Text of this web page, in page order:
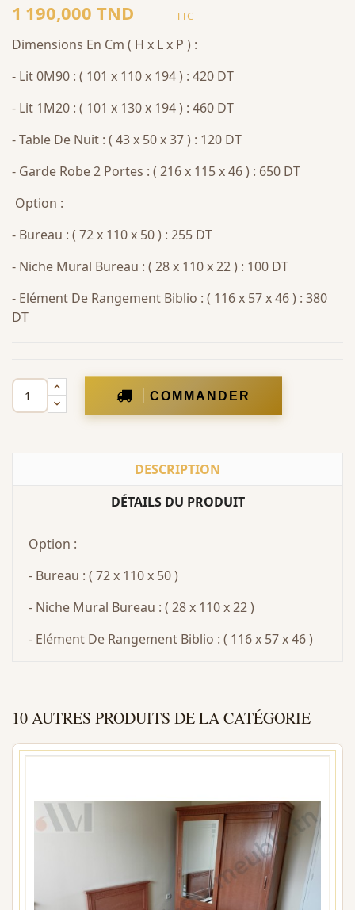
1 190,000 TND TTC
Dimensions En Cm ( H x L x P ) :
- Lit 0M90 : ( 101 x 110 x 194 ) : 420 DT
- Lit 1M20 : ( 101 x 130 x 194 ) : 460 DT
- Table De Nuit : ( 43 x 50 x 37 ) : 120 DT
- Garde Robe 2 Portes : ( 216 x 115 x 46 ) : 650 DT
Option :
- Bureau : ( 72 x 110 x 50 ) : 255 DT
- Niche Mural Bureau : ( 28 x 110 x 22 ) : 100 DT
- Elément De Rangement Biblio : ( 116 x 57 x 46 ) : 380
DT
COMMANDER
DESCRIPTION
DÉTAILS DU PRODUIT
Option :
- Bureau : ( 72 x 110 x 50 )
- Niche Mural Bureau : ( 28 x 110 x 22 )
- Elément De Rangement Biblio : ( 116 x 57 x 46 )
10 AUTRES PRODUITS DE LA CATÉGORIE